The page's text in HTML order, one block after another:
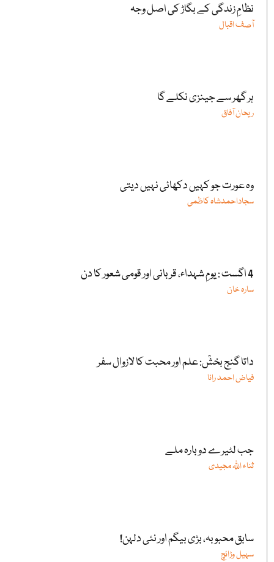
نظامِ زندگی کے بگاڑ کی اصل وجہ
آصف اقبال
ہر گھر سے جینزی نکلے گا
ریحان آفاق
وہ عورت جو کہیں دکھائی نہیں دیتی
سجاداحمدشاہ کاظمی
4 اگست : یومِ شہداء، قربانی اور قومی شعور کا دن
سارہ خان
داتا گنج بخشؒ: علم اور محبت کا لازوال سفر
فیاض احمد رانا
جب لٹیرے دوبارہ ملے
ثناء اللّٰہ مجیدی
سابق محبوبہ، بڑی بیگم اور نئی دلہن!
سہیل وڑائچ